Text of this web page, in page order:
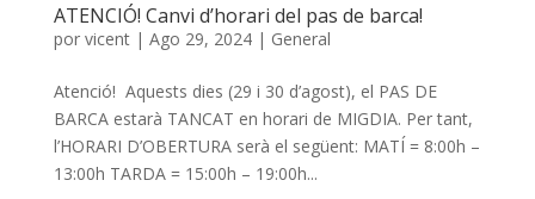
ATENCIÓ! Canvi d’horari del pas de barca!
por vicent| Ago 29, 2024| General
Atenció! Aquests dies (29 i 30 d’agost), el PAS DE
BARCA estarà TANCAT en horari de MIGDIA. Per tant,
l’HORARI D’OBERTURA serà el següent: MATÍ = 8:00h –
13:00h TARDA = 15:00h – 19:00h...